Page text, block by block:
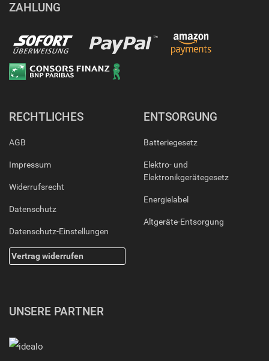
ZAHLUNG
RECHTLICHES
AGB
Impressum
Widerrufsrecht
Datenschutz
Datenschutz-Einstellungen
Vertrag widerrufen
ENTSORGUNG
Batteriegesetz
Elektro- und
Elektronikgerätegesetz
Energielabel
Altgeräte-Entsorgung
UNSERE PARTNER